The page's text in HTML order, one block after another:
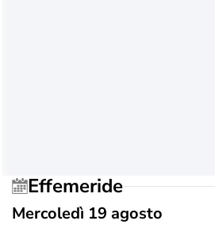
Effemeride
Mercoledì 19 agosto